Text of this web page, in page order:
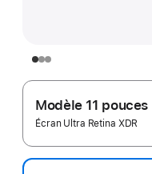
Modèle 11 pouces
Écran Ultra Retina XDR